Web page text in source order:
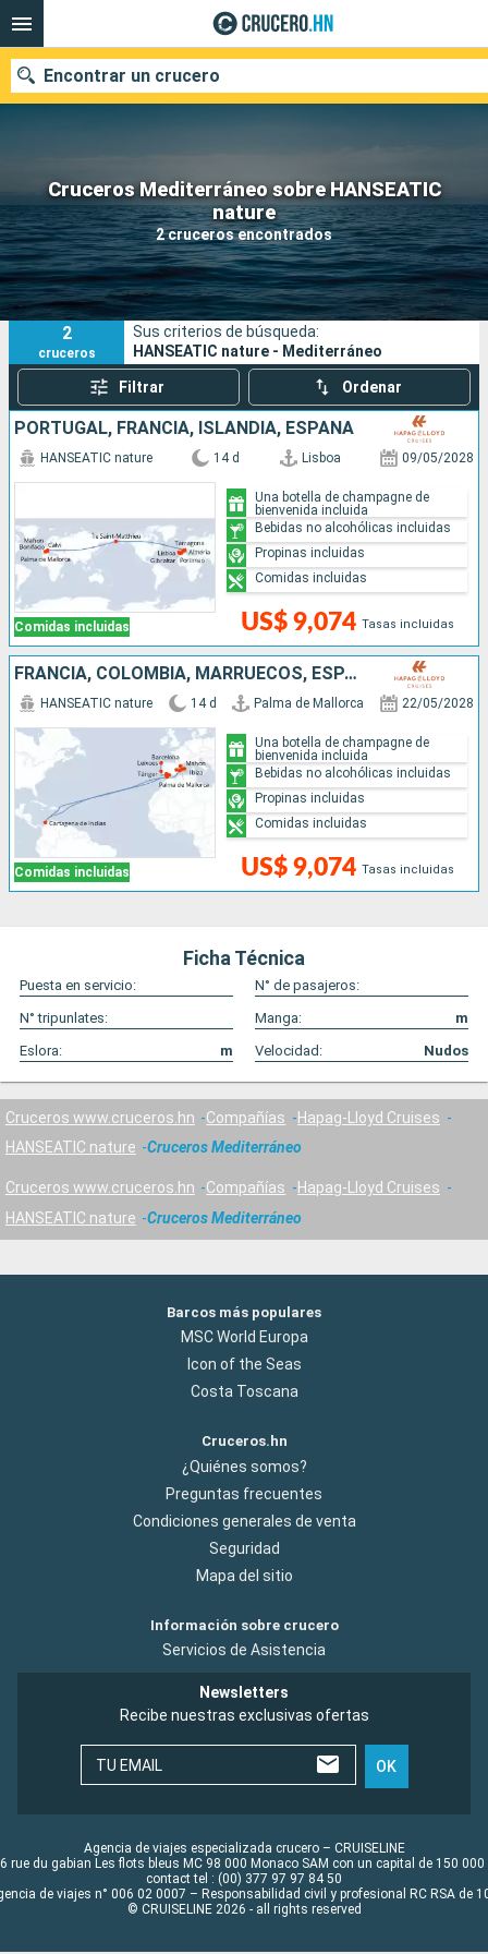
Cruceros Mediterráneo sobre HANSEATIC
nature
2 cruceros encontrados
Encontrar un crucero
Nuestros destinos
Fecha de salida
Puertos Compañías
Buscar
2
cruceros
Sus criterios de búsqueda:
HANSEATIC nature - Mediterráneo
Filtrar Ordenar
PORTUGAL, FRANCIA, ISLANDIA, ESPAÑA
Comidas incluidas
HANSEATIC nature 14 d Lisboa 09/05/2028
US$ 9,074 Tasas incluidas
Una botella de champagne de
bienvenida incluida
Bebidas no alcohólicas incluidas
Propinas incluidas
Comidas incluidas
FRANCIA, COLOMBIA, MARRUECOS, ESPAÑA, PORTUGAL
Comidas incluidas
HANSEATIC nature 14 d Palma de Mallorca 22/05/2028
US$ 9,074 Tasas incluidas
Una botella de champagne de
bienvenida incluida
Bebidas no alcohólicas incluidas
Propinas incluidas
Comidas incluidas
Ficha Técnica
Puesta en servicio:
N° de pasajeros:
N° tripunlates:
Manga:
m
Eslora:
m Velocidad: Nudos
Cruceros www.cruceros.hn Compañías
Hapag-Lloyd Cruises
HANSEATIC nature
Cruceros Mediterráneo
Cruceros www.cruceros.hn Compañías
Hapag-Lloyd Cruises
HANSEATIC nature
Cruceros Mediterráneo
Barcos más populares
MSC World Europa
Icon of the Seas
Costa Toscana
Cruceros.hn
¿Quiénes somos?
Preguntas frecuentes
Condiciones generales de venta
Seguridad
Mapa del sitio
Información sobre crucero
Servicios de Asistencia
Newsletters
Recibe nuestras exclusivas ofertas
TU EMAIL OK
Agencia de viajes especializada crucero – CRUISELINE
rue du gabian Les flots bleus MC 98 000 Monaco SAM con un capital de 150 000
contact tel : (00) 377 97 97 84 50
de viajes n° 006 02 0007 – Responsabilidad civil y profesional RC RSA de
© CRUISELINE 2026 - all rights reserved